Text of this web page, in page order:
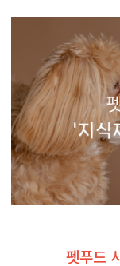
펫푸드